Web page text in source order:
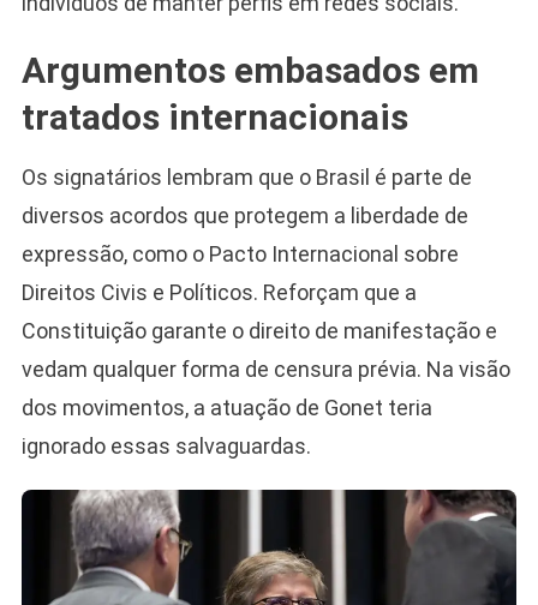
Argumentos embasados em
tratados internacionais
Os signatários lembram que o Brasil é parte de
diversos acordos que protegem a liberdade de
expressão, como o Pacto Internacional sobre
Direitos Civis e Políticos. Reforçam que a
Constituição garante o direito de manifestação e
vedam qualquer forma de censura prévia. Na visão
dos movimentos, a atuação de Gonet teria
ignorado essas salvaguardas.